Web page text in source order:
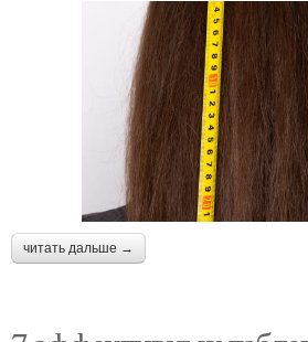
читать дальше →